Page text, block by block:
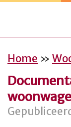
Home »